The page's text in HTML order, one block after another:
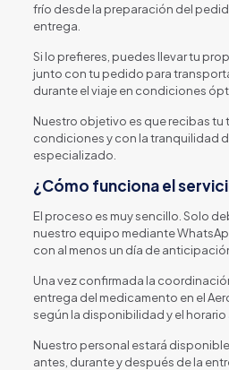
frío desde la preparación del
entrega.
Si lo prefieres, puedes llevar tu
junto con tu pedido para
durante el viaje en condiciones
Nuestro objetivo es que recibas
condiciones y con la tranquilidad
especializado.
¿Cómo funciona el
El proceso es muy sencillo. Solo
nuestro equipo mediante
con al menos un día de
Una vez confirmada la
entrega del medicamento en el
según la disponibilidad y el horario
Nuestro personal estará
antes, durante y después de la